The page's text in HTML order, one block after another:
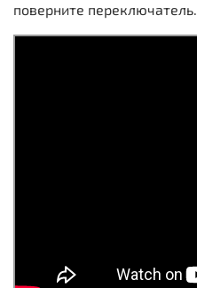
поверните переключатель.